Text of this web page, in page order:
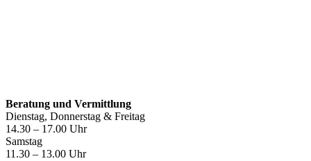
Beratung und Vermittlung
Dienstag, Donnerstag & Freitag
14.30 – 17.00 Uhr
Samstag
11.30 – 13.00 Uhr